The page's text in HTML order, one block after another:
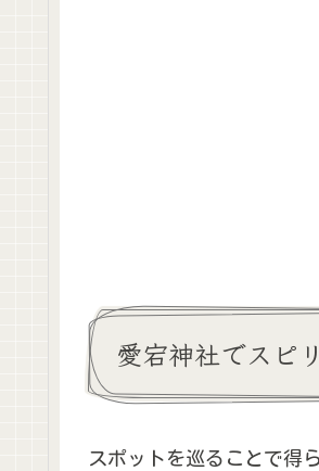
愛宕神社でスピ
スポットを巡ることで得